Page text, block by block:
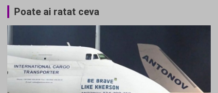
Poate ai ratat ceva